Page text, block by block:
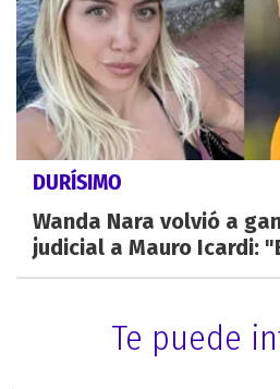
DURÍSIMO
Wanda Nara volvió a
judicial a Mauro Icardi:
Te puede